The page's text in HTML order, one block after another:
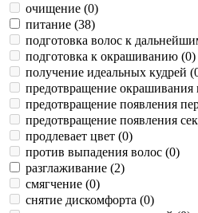
очищение (0)
питание (38)
подготовка волос к
подготовка к окрашиванию (0)
получение идеальных кудрей (
предотвращение окрашивания
предотвращение появления
предотвращение появления
продлевает цвет (0)
против выпадения волос (0)
разглаживание (2)
смягчение (0)
снятие дискомфорта (0)